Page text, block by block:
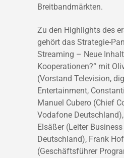
Breitbandmärkten.
Zu den Highlights des
gehört das Strategie-
Streaming – Neue
Kooperationen?“ mit
(Vorstand Television,
Entertainment,
Manuel Cubero (Chief
Vodafone
Elsäßer (Leiter
Deutschland), Frank
(Geschäftsführer